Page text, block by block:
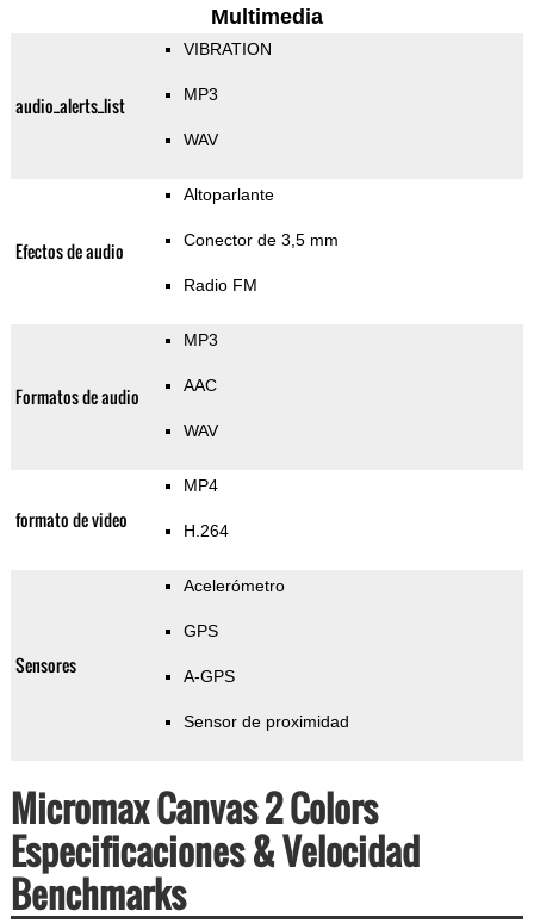
Multimedia
audio_alerts_list
VIBRATION
MP3
WAV
Efectos de audio
Altoparlante
Conector de 3,5 mm
Radio FM
Formatos de audio
MP3
AAC
WAV
formato de video
MP4
H.264
Sensores
Acelerómetro
GPS
A-GPS
Sensor de proximidad
Micromax Canvas 2 Colors
Especificaciones & Velocidad
Benchmarks